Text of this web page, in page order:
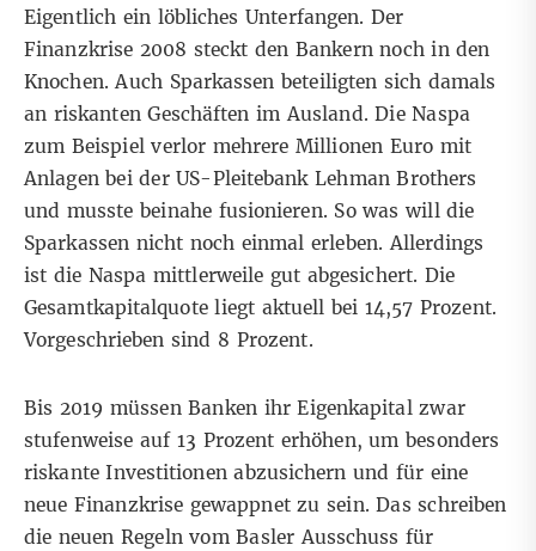
Eigentlich ein löbliches Unterfangen. Der
Finanzkrise 2008 steckt den Bankern noch in den
Knochen. Auch Sparkassen beteiligten sich damals
an riskanten Geschäften im Ausland. Die Naspa
zum Beispielverlor mehrere Millionen Euromit
Anlagen bei der US-Pleitebank Lehman Brothers
und musste beinahe fusionieren. So was will die
Sparkassen nicht noch einmal erleben. Allerdings
ist die Naspa mittlerweile gut abgesichert. Die
Gesamtkapitalquote liegt aktuell bei 14,57 Prozent.
Vorgeschrieben sind 8 Prozent.
Bis 2019 müssen Banken ihr Eigenkapital zwar
stufenweise auf 13 Prozent erhöhen, um besonders
riskante Investitionen abzusichern und für eine
neue Finanzkrise gewappnet zu sein. Das schreiben
die neuen Regeln vom Basler Ausschuss für